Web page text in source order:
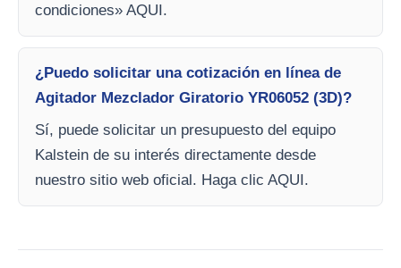
condiciones» AQUI.
¿Puedo solicitar una cotización en línea de
Agitador Mezclador Giratorio YR06052 (3D)?
Sí, puede solicitar un presupuesto del equipo
Kalstein de su interés directamente desde
nuestro sitio web oficial. Haga clic AQUI.